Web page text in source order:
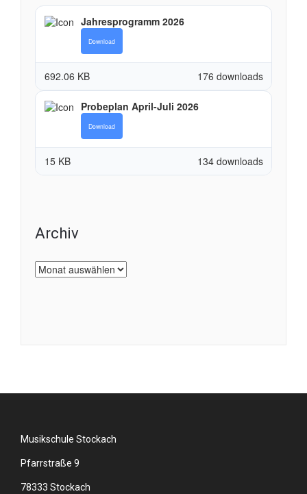
Jahresprogramm 2026
Download
176 downloads
692.06 KB
Probeplan April-Juli 2026
Download
134 downloads
15 KB
Archiv
Archiv
Musikschule Stockach
Pfarrstraße 9
78333 Stockach